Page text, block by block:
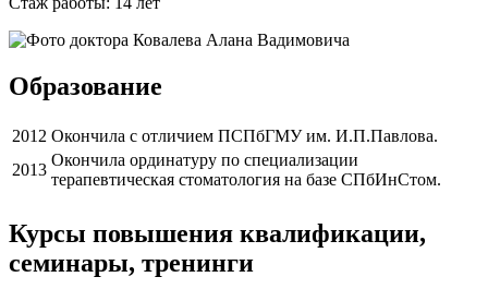
Образование
2012 Окончила с отличием ПСПбГМУ им. И.П.Павлова.
2013
Окончила ординатуру по специализации
терапевтическая стоматология на базе СПбИнСтом.
Курсы повышения квалификации,
семинары, тренинги